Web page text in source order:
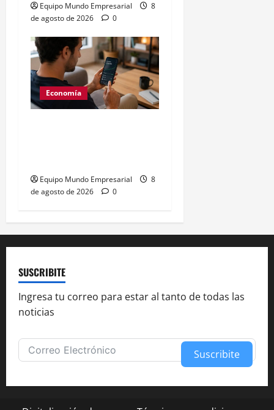
Equipo Mundo Empresarial
8
de agosto de 2026
0
Economía
Equipo Mundo Empresarial
8
de agosto de 2026
0
SUSCRIBITE
Ingresa tu correo para estar al tanto de todas las
noticias
Suscribite